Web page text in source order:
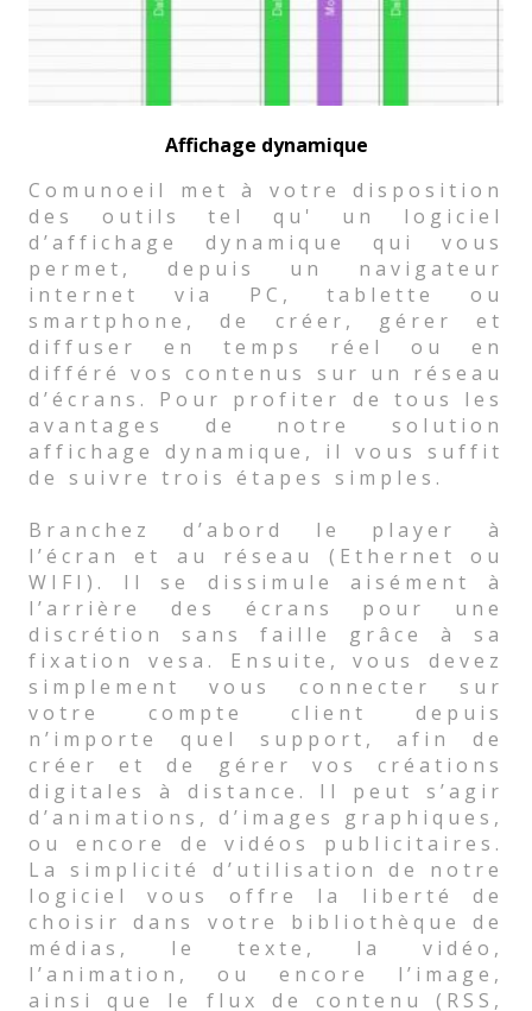
Affichage dynamique
Comunoeil met à votre disposition
des outils tel qu' un logiciel
d’affichage dynamique qui vous
permet, depuis un navigateur
internet via PC, tablette ou
smartphone, de créer, gérer et
diffuser en temps réel ou en
différé vos contenus sur un réseau
d’écrans. Pour profiter de tous les
avantages de notre solution
affichage dynamique, il vous suffit
de suivre trois étapes simples.
Branchez d’abord le player à
l’écran et au réseau (Ethernet ou
WIFI). Il se dissimule aisément à
l’arrière des écrans pour une
discrétion sans faille grâce à sa
fixation vesa. Ensuite, vous devez
simplement vous connecter sur
votre compte client depuis
n’importe quel support, afin de
créer et de gérer vos créations
digitales à distance. Il peut s’agir
d’animations, d’images graphiques,
ou encore de vidéos publicitaires.
La simplicité d’utilisation de notre
logiciel vous offre la liberté de
choisir dans votre bibliothèque de
médias, le texte, la vidéo,
l’animation, ou encore l’image,
ainsi que le flux de contenu (RSS,